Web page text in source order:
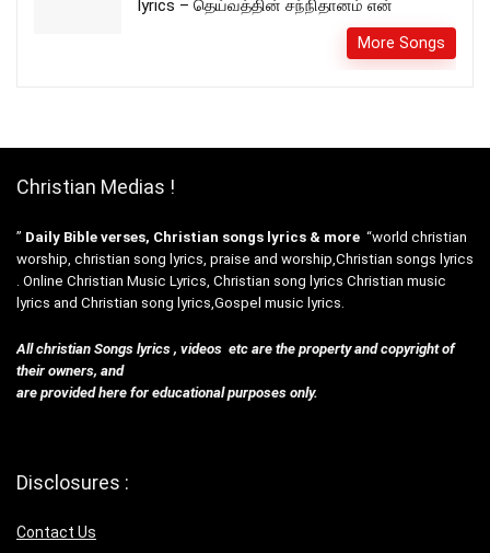
lyrics – தெய்வத்தின் சந்நிதானம் என்
More Songs
Christian Medias !
” Daily Bible verses, Christian songs lyrics & more “world christian
worship, christian song lyrics, praise and worship,Christian songs lyrics
. Online Christian Music Lyrics, Christian song lyrics Christian music
lyrics and Christian song lyrics,Gospel music lyrics.
All christian Songs lyrics , videos etc are the property and copyright of
their owners, and
are provided here for educational purposes only.
Disclosures :
Contact Us